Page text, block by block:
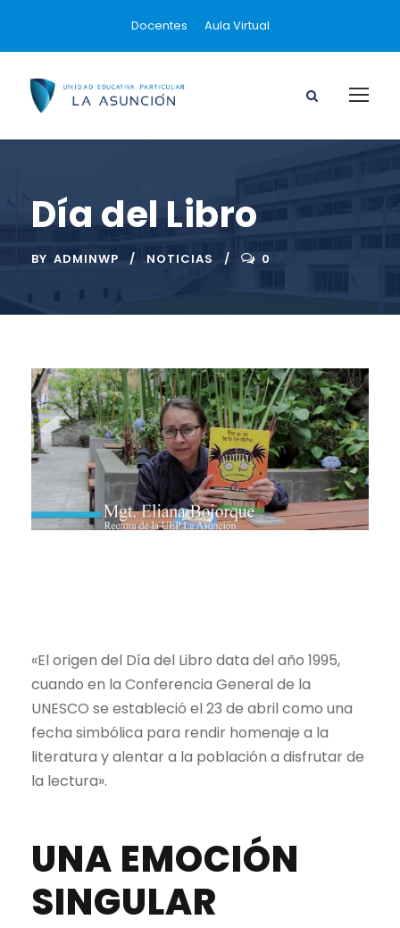
Docentes Aula Virtual
Día del Libro
BY ADMINWP NOTICIAS 0
«El origen del Día del Libro data del año 1995,
cuando en la Conferencia General de la
UNESCO se estableció el 23 de abril como una
fecha simbólica para rendir homenaje a la
literatura y alentar a la población a disfrutar de
la lectura».
UNA EMOCIÓN
SINGULAR